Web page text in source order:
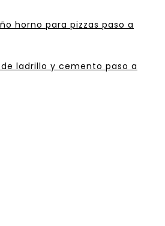
horno para pizzas paso a
de ladrillo y cemento paso a